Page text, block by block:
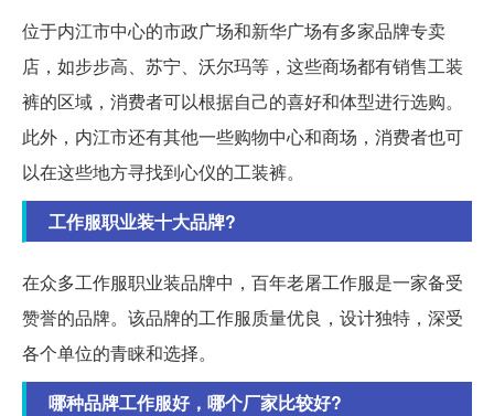
位于内江市中心的市政广场和新华广场有多家品牌专卖
店，如步步高、苏宁、沃尔玛等，这些商场都有销售工装
裤的区域，消费者可以根据自己的喜好和体型进行选购。
此外，内江市还有其他一些购物中心和商场，消费者也可
以在这些地方寻找到心仪的工装裤。
工作服职业装十大品牌?
在众多工作服职业装品牌中，百年老屠工作服是一家备受
赞誉的品牌。该品牌的工作服质量优良，设计独特，深受
各个单位的青睐和选择。
哪种品牌工作服好，哪个厂家比较好?